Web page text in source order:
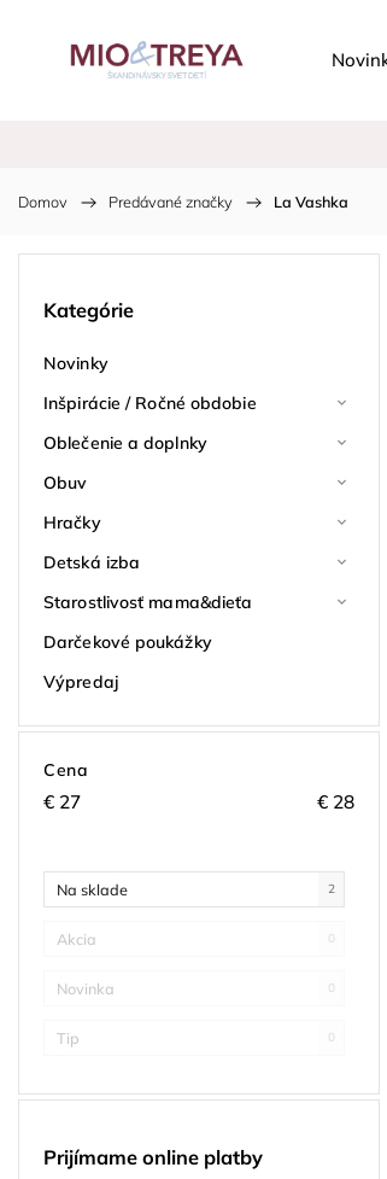
Domov / Predávané značky / La Vashka
Kategórie
Novinky
Inšpirácie / Ročné obdobie
Oblečenie a doplnky
Obuv
Hračky
Detská izba
Starostlivosť mama&dieťa
Darčekové poukážky
Výpredaj
Cena
€ 27 € 28
Na sklade 2
Akcia 0
Novinka 0
Tip 0
Prijímame online platby